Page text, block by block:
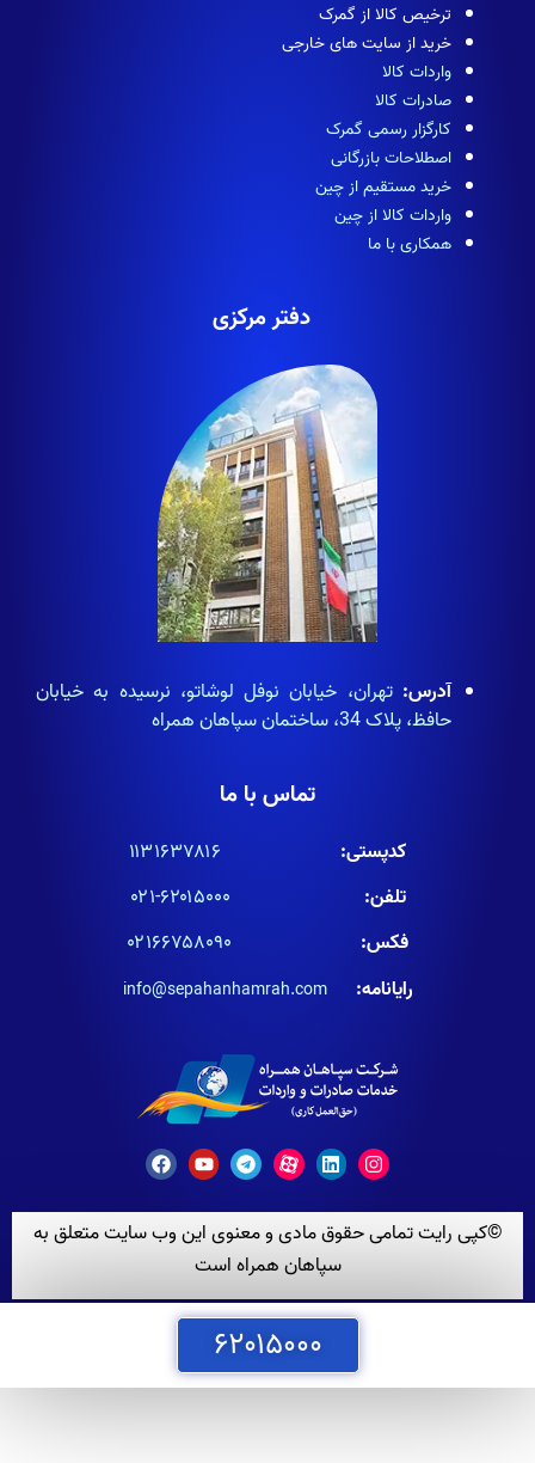
ترخیص کالا از گمرک
خرید از سایت های خارجی
واردات کالا
صادرات کالا
کارگزار رسمی گمرک
اصطلاحات بازرگانی
خرید مستقیم از چین
واردات کالا از چین
همکاری با ما
دفتر مرکزی
آدرس: تهران، خیابان نوفل لوشاتو، نرسیده به خیابان
حافظ، پلاک 34، ساختمان سپاهان همراه
تماس با ما
کدپستی:
۱۱۳۱۶۳۷۸۱۶
تلفن:
۶۲۰۱۵۰۰۰-۰۲۱
فکس:
۰۲۱۶۶۷۵۸۰۹۰
رایانامه:
info@sepahanhamrah.com
©کپی رایت تمامی حقوق مادی و معنوی این وب سایت متعلق به
سپاهان همراه است
۶۲۰۱۵۰۰۰